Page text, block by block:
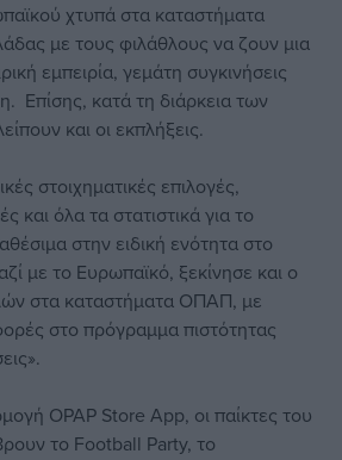
χτυπά στα καταστήματα
με τους φιλάθλους να ζουν μια
εμπειρία, γεμάτη συγκινήσεις
Επίσης, κατά τη διάρκεια των
και οι εκπλήξεις.
στοιχηματικές επιλογές,
και όλα τα στατιστικά για το
στην ειδική ενότητα στο
με το Ευρωπαϊκό, ξεκίνησε και ο
στα καταστήματα ΟΠΑΠ, με
στο πρόγραμμα πιστότητας
OPAP Store App, οι παίκτες του
το Football Party, το